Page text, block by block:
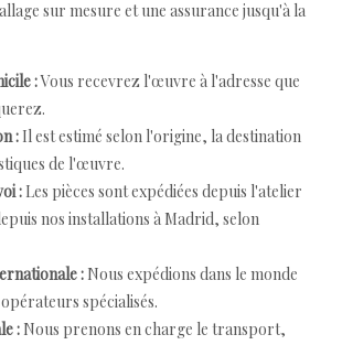
sur mesure et une assurance jusqu'à la
:Vous recevrez l'œuvre à l'adresse que
: Il est estimé selon l'origine, la destination
de l'œuvre.
: Les pièces sont expédiées depuis l'atelier
nos installations à Madrid, selon
: Nous expédions dans le monde
spécialisés.
: Nous prenons en charge le transport,